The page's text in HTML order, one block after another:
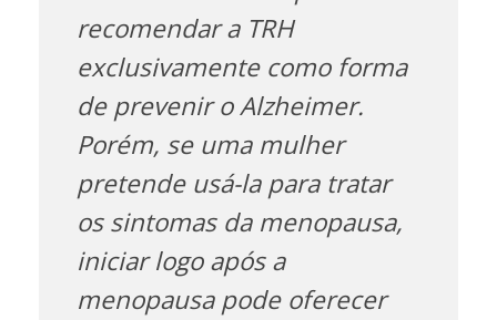
recomendar a TRH
exclusivamente como forma
de prevenir o Alzheimer.
Porém, se uma mulher
pretende usá-la para tratar
os sintomas da menopausa,
iniciar logo após a
menopausa pode oferecer